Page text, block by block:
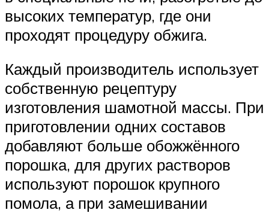
высоких температур, где они
проходят процедуру обжига.
Каждый производитель использует
собственную рецептуру
изготовления шамотной массы. При
приготовлении одних составов
добавляют больше обожжённого
порошка, для других растворов
используют порошок крупного
помола, а при замешивании